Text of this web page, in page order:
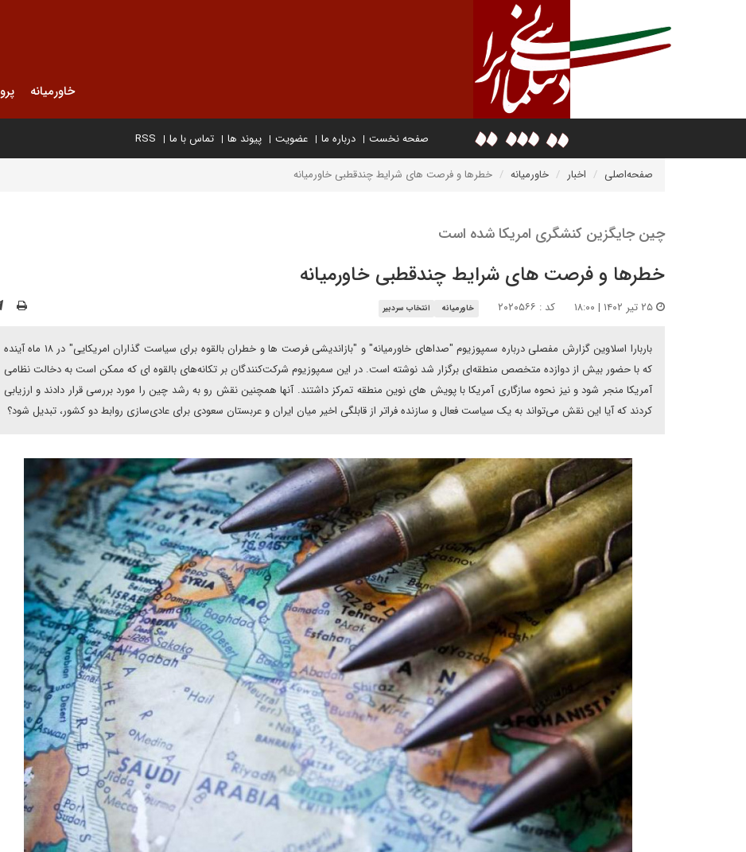
خاورمیانه
صفحه نخست درباره ما عضویت پیوند ها تماس با ما RSS
صفحه‌اصلی اخبار خاورمیانه خطرها و فرصت های شرایط چندقطبی خاورمیانه
چین جایگزین کنشگری امریکا شده است
خطرها و فرصت های شرایط چندقطبی خاورمیانه
کد : ۲۰۲۰۵۶۶ خاورمیانه انتخاب سردبیر
باربارا اسلاوین گزارش مفصلی درباره سمپوزیوم "صداهای خاورمیانه" و "بازاندیشی فرصت ها و خطران بالقوه برای سیاست گذاران امریکایی" در ۱۸ ماه آینده
که با حضور بیش از دوازده متخصص منطقه‌ای برگزار شد نوشته است. در این سمپوزیوم شرکت‌کنندگان بر تکانه‌های بالقوه ای که ممکن است به دخالت نظامی
آمریکا منجر شود و نیز نحوه سازگاری آمریکا با پویش ‌های نوین منطقه تمرکز داشتند. آنها همچنین نقش رو به رشد چین را مورد بررسی قرار دادند و ارزیابی
کردند که آیا این نقش می‌تواند به یک سیاست فعال و سازنده فراتر از قابلگی اخیر میان ایران و عربستان سعودی برای عادی‌سازی روابط دو کشور، تبدیل شود؟